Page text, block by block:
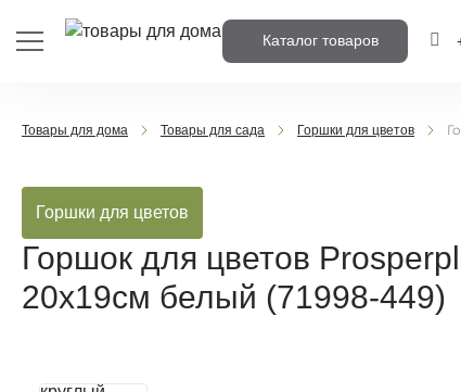
Каталог товаров
Товары для дома Товары для сада Горшки для цветов
Горшки для цветов
Горшок для цветов
20х19см белый (71998-449)